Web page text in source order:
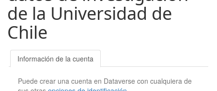
de la Universidad de
Chile
Información de la cuenta
Puede crear una cuenta en Dataverse con cualquiera de